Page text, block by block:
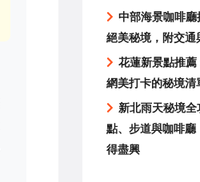
中部海景咖啡廳
絕美秘境，附交通
花蓮新景點推
網美打卡的秘境清
新北雨天秘境
點、步道與咖啡廳
得盡興